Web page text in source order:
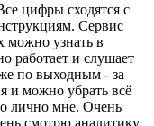
цифры сходятся с
Сервис
можно узнать в
работает и слушает
по выходным - за
и можно убрать всё
лично мне. Очень
смотрю аналитику